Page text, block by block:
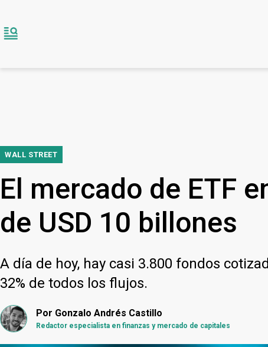
WALL STREET
El mercado de ETF
de USD 10 billones
A día de hoy, hay casi 3.800 fondos
32% de todos los flujos.
Por Gonzalo Andrés Castillo
Redactor especialista en finanzas y mercado de capitales